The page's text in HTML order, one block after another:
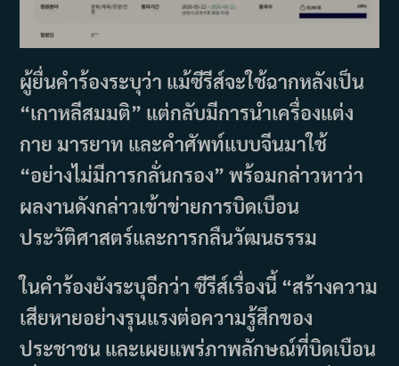
ผู้ยื่นคำร้องระบุว่า แม้ซีรีส์จะใช้ฉากหลังเป็น
“เกาหลีสมมติ” แต่กลับมีการนำเครื่องแต่ง
กาย มารยาท และคำศัพท์แบบจีนมาใช้
“อย่างไม่มีการกลั่นกรอง” พร้อมกล่าวหาว่า
ผลงานดังกล่าวเข้าข่ายการบิดเบือน
ประวัติศาสตร์และการกลืนวัฒนธรรม
ในคำร้องยังระบุอีกว่า ซีรีส์เรื่องนี้ “สร้างความ
เสียหายอย่างรุนแรงต่อความรู้สึกของ
ประชาชน และเผยแพร่ภาพลักษณ์ที่บิดเบือน